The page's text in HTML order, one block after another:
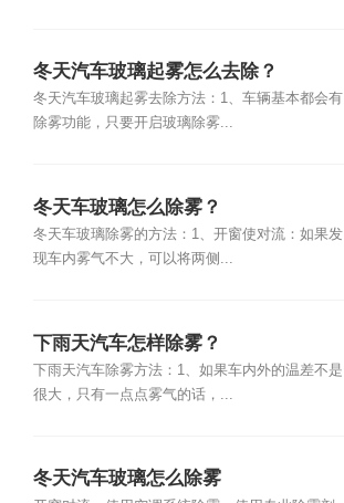
冬天汽车玻璃起雾怎么去除？
冬天汽车玻璃起雾去除方法：1、车辆基本都会有
除雾功能，只要开启玻璃除雾...
冬天车玻璃怎么除雾？
冬天车玻璃除雾的方法：1、开窗使对流：如果发
现车内雾气不大，可以将两侧...
下雨天汽车怎样除雾？
下雨天汽车除雾方法：1、如果车内外的温差不是
很大，只有一点点雾气的话，...
冬天汽车玻璃怎么除雾